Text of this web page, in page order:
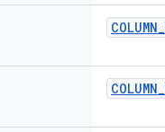
COLUMN_
COLUMN_